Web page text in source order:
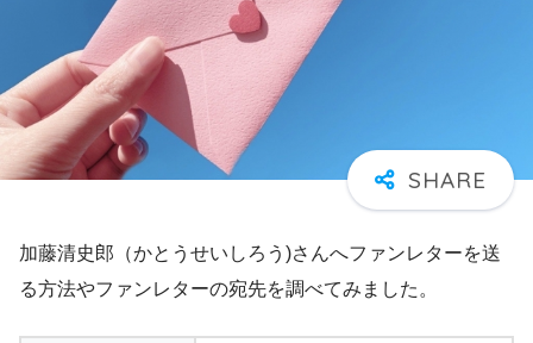
加藤清史郎（かとうせいしろう)さんへファンレターを送
る方法やファンレターの宛先を調べてみました。